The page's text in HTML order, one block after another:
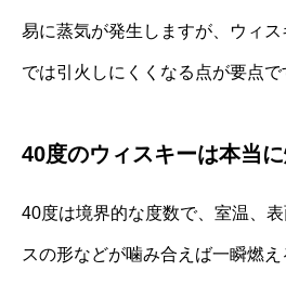
易に蒸気が発生しますが、ウィ
では引火しにくくなる点が要点で
40度のウィスキーは本当
40度は境界的な度数で、室温、
スの形などが噛み合えば一瞬燃え